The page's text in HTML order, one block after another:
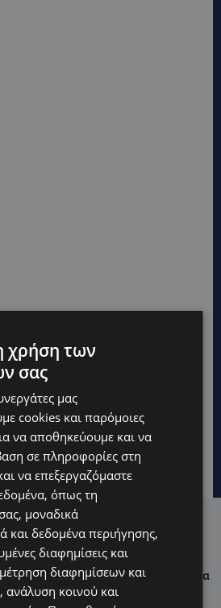
για την πρόσβαση στην παραλία
ζητούν λύσεις για ηλικιωμένους
χρήση των
σας
μας
cookies και παρόμοιες
να αποθηκεύουμε και να
σε πληροφορίες στη
να επεξεργαζόμαστε
όπως τη
μοναδικά
και δεδομένα περιήγησης,
διαφημίσεις και
διαφημίσεων και
ανάλυση κοινού και